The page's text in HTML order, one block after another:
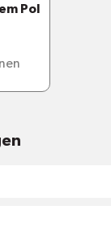
Polyester
Pol